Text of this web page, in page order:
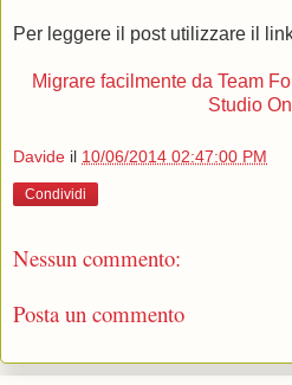
Per leggere il post utilizzare il
Migrare facilmente da Team
Studio
Davide il 10/06/2014 02:47:00 PM
Condividi
Nessun commento:
Posta un commento